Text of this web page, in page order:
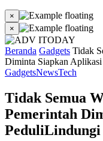
×
×
Beranda Gadgets Tidak
Diminta Siapkan
GadgetsNewsTech
Tidak Semua
Pemerintah